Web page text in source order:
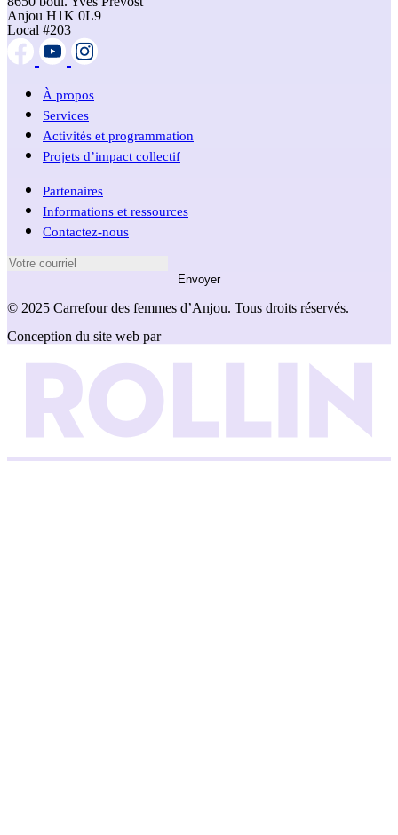
Anjou H1K 0L9
Local #203
À propos
Services
Activités et programmation
Projets d’impact collectif
Partenaires
Informations et ressources
Contactez-nous
Envoyer
© 2025 Carrefour des femmes d’Anjou. Tous droits réservés.
Conception du site web par